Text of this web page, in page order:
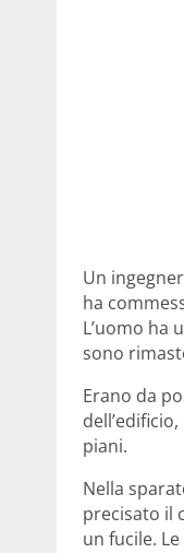
Un
ha
L’uomo ha
sono
Erano da
piani.
Nella
precisato il
un fucile.